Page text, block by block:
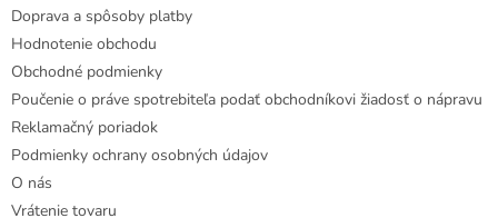
Doprava a spôsoby platby
Hodnotenie obchodu
Obchodné podmienky
Poučenie o práve spotrebiteľa podať obchodníkovi žiadosť o nápravu
Reklamačný poriadok
Podmienky ochrany osobných údajov
O nás
Vrátenie tovaru